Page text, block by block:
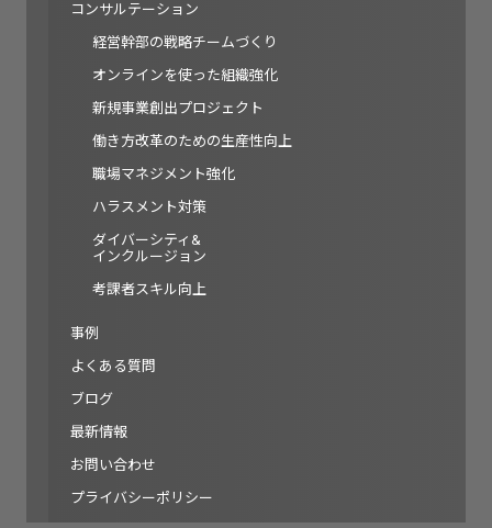
コンサルテーション
経営幹部の戦略チームづくり
オンラインを使った組織強化
新規事業創出プロジェクト
働き方改革のための生産性向上
職場マネジメント強化
ハラスメント対策
ダイバーシティ&
インクルージョン
考課者スキル向上
事例
よくある質問
ブログ
最新情報
お問い合わせ
プライバシーポリシー